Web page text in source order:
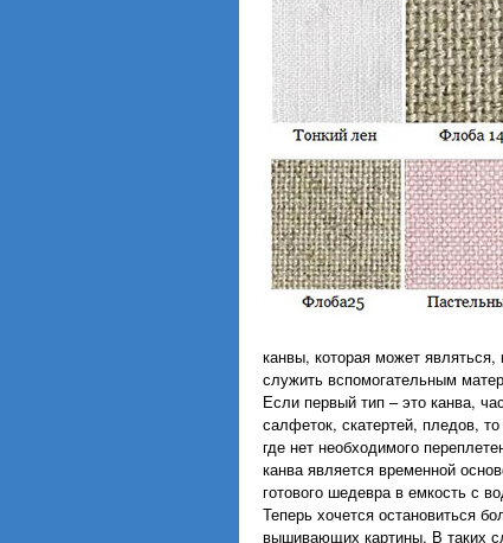
канвы, которая может
служить вспомогательным
Если первый тип – это канва,
салфеток, скатертей, пледов,
где нет необходимого
канва является временной
готового шедевра в емкость с
Теперь хочется остановиться
вышивающих картины. В таких